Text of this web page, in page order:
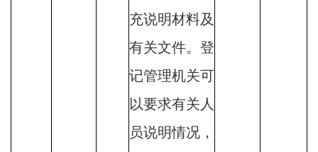
充说明材料及
有关文件。登
记管理机关可
以要求有关人
员说明情况，